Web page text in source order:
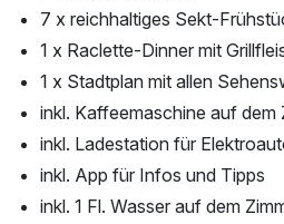
7 x reichhaltiges Sekt-
1 x Raclette-Dinner mit
1 x Stadtplan mit allen
inkl. Kaffeemaschine auf dem
inkl. Ladestation für
inkl. App für Infos und Tipps
inkl. 1 Fl. Wasser auf dem